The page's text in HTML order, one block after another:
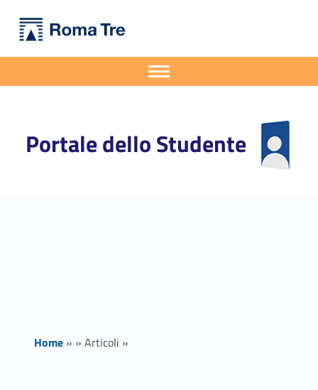
Colloquium di Matematica: Laura DeMarco (Harvard) - Portale dello Studente
Portale dello Studente
Apri il menu secondario
Header info sidebar
Home» » Articoli »